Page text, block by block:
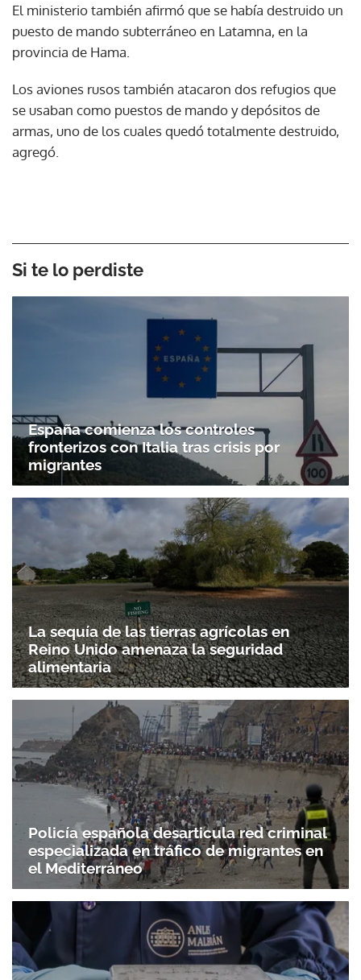
El ministerio también afirmó que se había destruido un
puesto de mando subterráneo en Latamna, en la
provincia de Hama.
Los aviones rusos también atacaron dos refugios que
se usaban como puestos de mando y depósitos de
armas, uno de los cuales quedó totalmente destruido,
agregó.
Si te lo perdiste
España comienza los controles
fronterizos con Italia tras crisis por
migrantes
La sequía de las tierras agrícolas en
Reino Unido amenaza la seguridad
alimentaria
Policía española desarticula red criminal
especializada en tráfico de migrantes en
el Mediterráneo